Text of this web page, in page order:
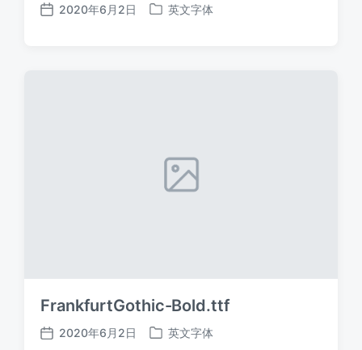
发
2020年6月2日
发
英文字体
FrankfurtGothic-Bold.ttf
发
2020年6月2日
发
英文字体